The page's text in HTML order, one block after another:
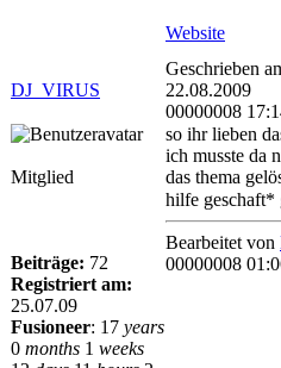
Website
DJ_VIRUS
Geschrieben
22.08.2009
00000008
Mitglied
Beiträge: 72
Registriert am:
25.07.09
Fusioneer: 17 years
0 months 1 weeks
so ihr lieben
ich musste da
das thema
hilfe geschaft*
Bearbeitet von
00000008